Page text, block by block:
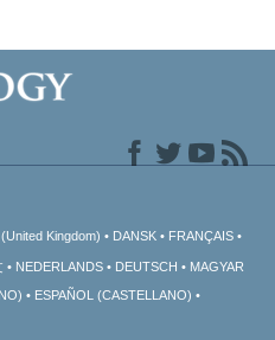
Kingdom) DANSK FRANÇAIS
NEDERLANDS DEUTSCH
MAGYAR
ESPAÑOL (CASTELLANO)